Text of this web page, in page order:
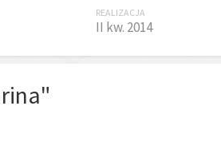
REALIZACJA
II kw. 2014